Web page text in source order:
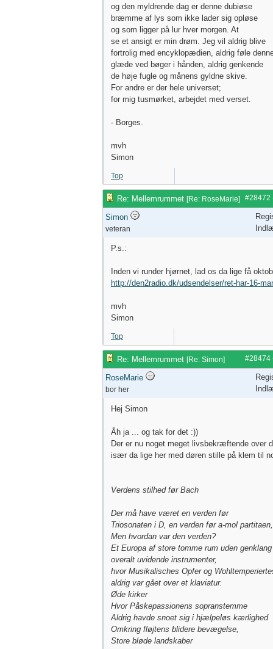
og den myldrende dag er denne dubiøse
bræmme af lys som ikke lader sig opløse
og som ligger på lur hver morgen. At
se et ansigt er min drøm. Jeg vil aldrig blive
fortrolig med encyklopædien, aldrig føle
glæde ved bøger i hånden, aldrig genkende
de høje fugle og månens gyldne skive.
For andre er der hele universet;
for mig tusmørket, arbejdet med verset.
- Borges.
mvh
Simon
Top
#28472
Re: Mellemrummet [Re: RoseMarie]
Simon
veteran
P.s.:
Inden vi runder hjørnet, lad os da lige få
http://den2radio.dk/udsendelser/ret-har-16-
mvh
Simon
Top
#28474
Re: Mellemrummet [Re: Simon]
RoseMarie
bor her
Hej Simon
Åh ja ... og tak for det :))
Der er nu noget meget livsbekræftende over
især da lige her med døren stille på klem til
Verdens stilhed før Bach
Der må have været en verden før
Triosonaten i D, en verden før a-mol partitaen,
Men hvordan var den verden?
Et Europa af store tomme rum uden genklang
overalt uvidende instrumenter,
hvor Musikalisches Opfer og
aldrig var gået over et klaviatur.
Øde kirker
Hvor Påskepassionens sopranstemme
Aldrig havde snoet sig i hjælpeløs kærlighed
Omkring fløjtens blidere bevægelse,
Store bløde landskaber